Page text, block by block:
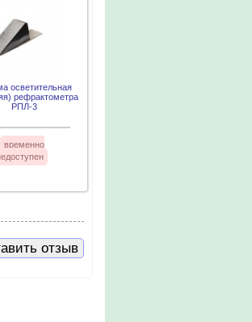
осветительная
рефрактометра
РПЛ-3
временно
отзыв